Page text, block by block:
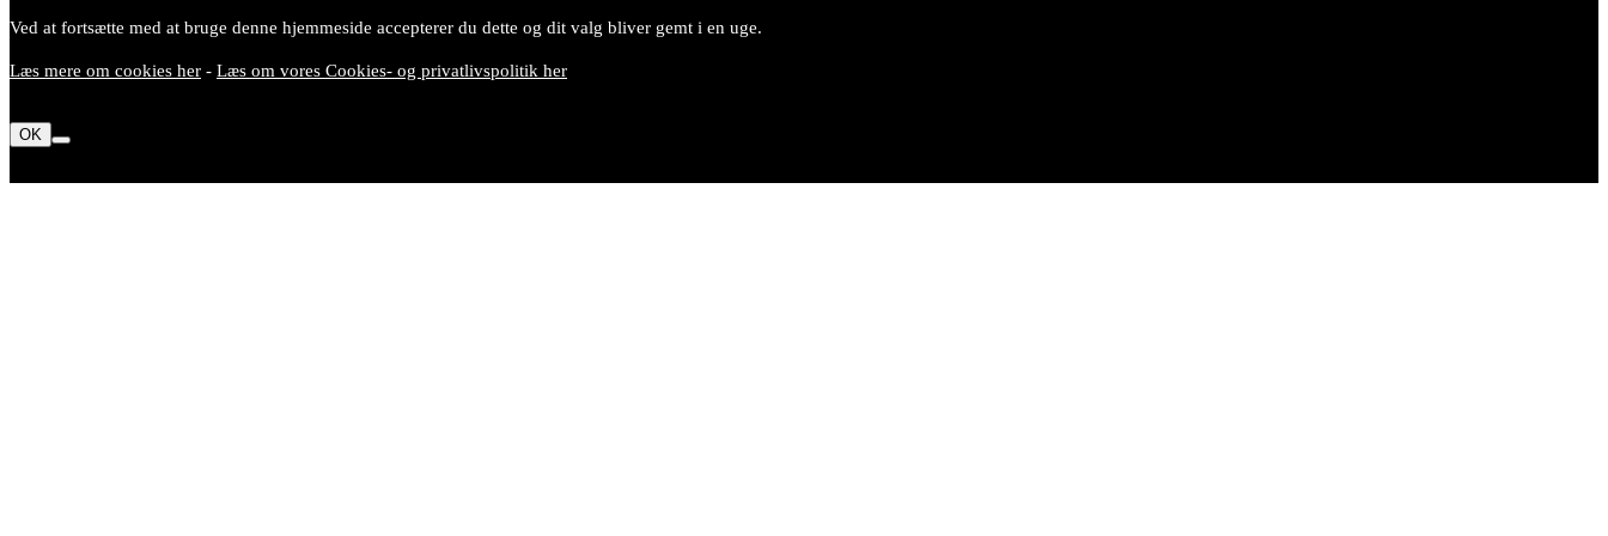
Ved at fortsætte med at bruge denne hjemmeside accepterer du dette og dit valg bliver gemt i en uge.
Læs mere om cookies her - Læs om vores Cookies- og privatlivspolitik her
OK